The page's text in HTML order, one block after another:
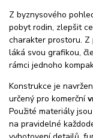
Z byznysového
pobyt rodin, zlepšit
charakter prostoru. Z
láká svou grafikou,
rámci jednoho
Konstrukce je
určený pro komerční
Použité materiály
na pravidelné